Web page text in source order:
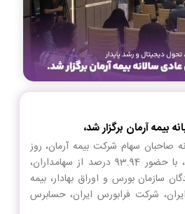
بیمه آرمان برگزار شد،
صاحبان سهام شرکت بیمه آرمان، روز
چهارشنبه 31 تیرماه 1405، با حضور 93.94 درصد از سهامداران،
سازمان بورس و اوراق بهادار، بیمه
شرکت فرابورس ایران، حسابرس